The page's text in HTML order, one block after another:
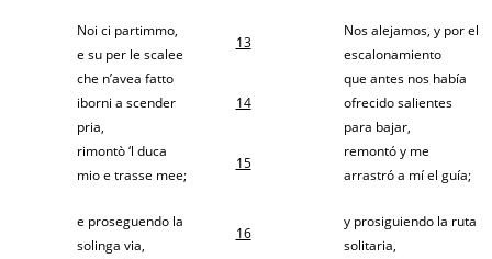
Noi ci partimmo,
e su per le scalee
13
Nos alejamos, y por el
escalonamiento
che n’avea fatto
iborni a scender
pria,
14
que antes nos había
ofrecido salientes
para bajar,
rimontò ‘l duca
mio e trasse mee;
15
remontó y me
arrastró a mí el guía;
e proseguendo la
solinga via,
16
y prosiguiendo la ruta
solitaria,